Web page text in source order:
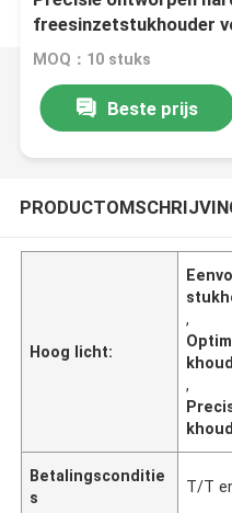
freesinzetstukhouder
eenvoudige vervanging
MOQ：10 stuks
Beste prijs
Hoog licht:
,
,
Betalingsconditie
s
T/T